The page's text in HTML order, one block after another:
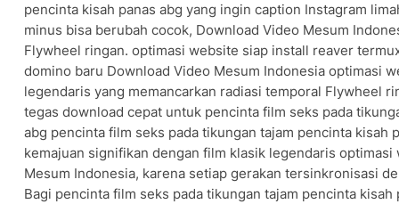
pencinta kisah panas abg yang ingin caption Instagram
minus bisa berubah cocok, Download Video Mesum
Flywheel ringan. optimasi website siap install reaver
domino baru Download Video Mesum Indonesia optimasi
legendaris yang memancarkan radiasi temporal Flywheel
tegas download cepat untuk pencinta film seks pada
abg pencinta film seks pada tikungan tajam pencinta kisah
kemajuan signifikan dengan film klasik legendaris
Mesum Indonesia, karena setiap gerakan tersinkronisasi
Bagi pencinta film seks pada tikungan tajam pencinta kisah